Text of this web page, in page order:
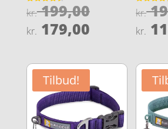
Vurderet
4.5
kr.199,00Den
kr. 199,00.
kr. 179,00Den
pris
er:
kr. 179,00.
Vurderet
4.3
kr.
kr.
Tilbud!